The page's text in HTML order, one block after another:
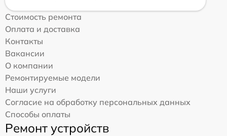
Стоимость ремонта
Оплата и доставка
Контакты
Вакансии
О компании
Ремонтируемые модели
Наши услуги
Согласие на обработку персональных данных
Способы оплаты
Ремонт устройств